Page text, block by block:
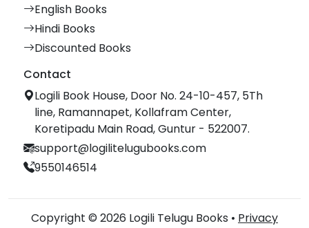
English Books
Hindi Books
Discounted Books
Contact
Logili Book House, Door No. 24-10-457, 5Th
line, Ramannapet, Kollafram Center,
Koretipadu Main Road, Guntur - 522007.
support@logilitelugubooks.com
9550146514
Copyright © 2026 Logili Telugu Books • Privacy